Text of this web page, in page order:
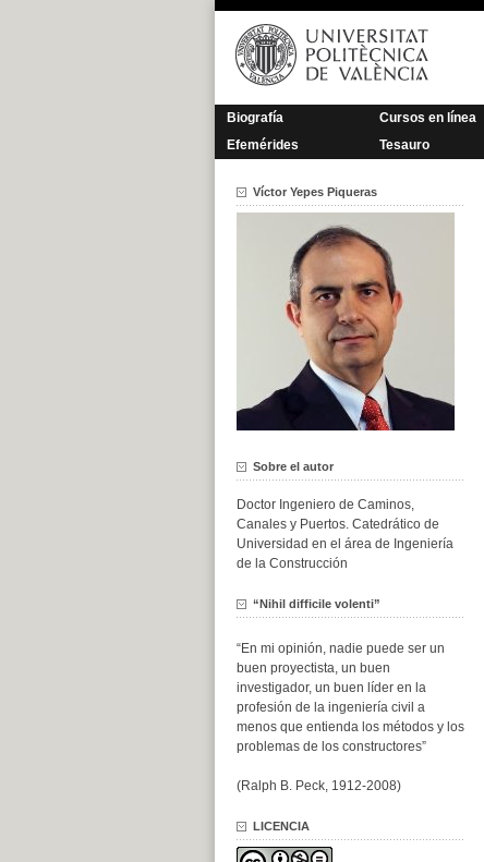
Saltar
contenido
Biografía Cursos en línea
Efemérides
Tesauro
Víctor Yepes Piqueras
Sobre el autor
Doctor Ingeniero de Caminos,
Canales y Puertos. Catedrático de
Universidad en el área de Ingeniería
de la Construcción
“Nihil difficile volenti”
“En mi opinión, nadie puede ser un
buen proyectista, un buen
investigador, un buen líder en la
profesión de la ingeniería civil a
menos que entienda los métodos y los
problemas de los constructores”
(Ralph B. Peck, 1912-2008)
LICENCIA